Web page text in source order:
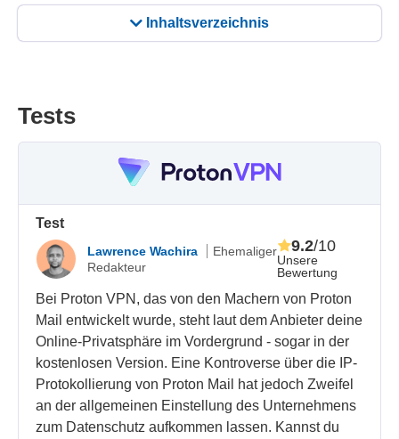
Inhaltsverzeichnis
Tests
Test
Lawrence Wachira
Ehemaliger
Redakteur
Unsere
Bewertung
9.2/10
Bei Proton VPN, das von den Machern von Proton
Mail entwickelt wurde, steht laut dem Anbieter deine
Online-Privatsphäre im Vordergrund - sogar in der
kostenlosen Version. Eine Kontroverse über die IP-
Protokollierung von Proton Mail hat jedoch Zweifel
an der allgemeinen Einstellung des Unternehmens
zum Datenschutz aufkommen lassen. Kannst du